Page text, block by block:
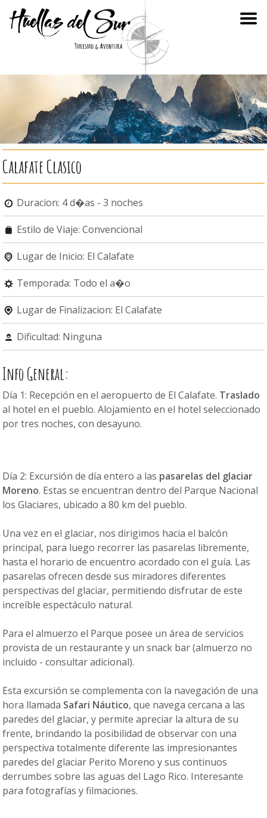
Calafate Clasico
Duracion: 4 d�as - 3 noches
Estilo de Viaje: Convencional
Lugar de Inicio: El Calafate
Temporada: Todo el a�o
Lugar de Finalizacion: El Calafate
Dificultad: Ninguna
Info General:
Día 1: Recepción en el aeropuerto de El Calafate. Traslado
al hotel en el pueblo. Alojamiento en el hotel seleccionado
por tres noches, con desayuno.
Día 2: Excursión de día entero a las pasarelas del glaciar
Moreno. Estas se encuentran dentro del Parque Nacional
los Glaciares, ubicado a 80 km del pueblo.
Una vez en el glaciar, nos dirigimos hacia el balcón
principal, para luego recorrer las pasarelas libremente,
hasta el horario de encuentro acordado con el guía. Las
pasarelas ofrecen desde sus miradores diferentes
perspectivas del glaciar, permitiendo disfrutar de este
increíble espectáculo natural.
Para el almuerzo el Parque posee un área de servicios
provista de un restaurante y un snack bar (almuerzo no
incluido - consultar adicional).
Esta excursión se complementa con la navegación de una
hora llamada Safari Náutico, que navega cercana a las
paredes del glaciar, y permite apreciar la altura de su
frente, brindando la posibilidad de observar con una
perspectiva totalmente diferente las impresionantes
paredes del glaciar Perito Moreno y sus continuos
derrumbes sobre las aguas del Lago Rico. Interesante
para fotografías y filmaciones.